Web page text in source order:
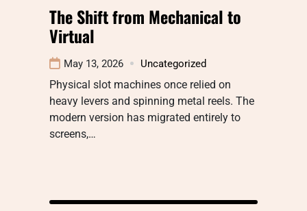
The Shift from Mechanical to
Virtual
May 13, 2026 Uncategorized
Physical slot machines once relied on
heavy levers and spinning metal reels. The
modern version has migrated entirely to
screens,…